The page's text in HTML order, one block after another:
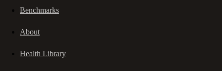
Benchmarks
About
Health Library